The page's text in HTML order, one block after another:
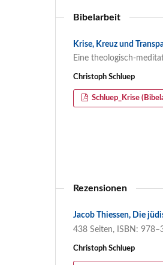
Bibelarbeit
Krise, Kreuz und
Eine theologisch-
Christoph Schluep
Schluep_Krise
Rezensionen
Jacob Thiessen, Die
438 Seiten, ISBN:
Christoph Schluep